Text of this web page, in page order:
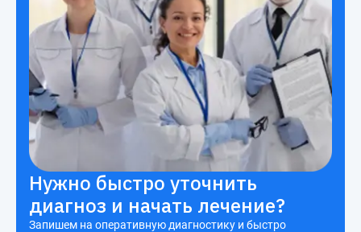
Нужно быстро уточнить
диагноз и начать лечение?
Запишем на оперативную диагностику и быстро